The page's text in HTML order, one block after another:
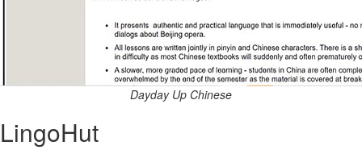
Dayday Up Chinese
LingoHut